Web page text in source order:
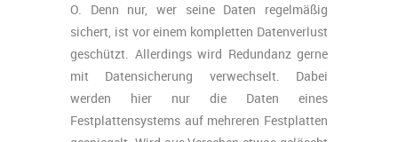
O. Denn nur, wer seine Daten regelmäßig
sichert, ist vor einem kompletten Datenverlust
geschützt. Allerdings wird Redundanz gerne
mit Datensicherung verwechselt. Dabei
werden hier nur die Daten eines
Festplattensystems auf mehreren Festplatten